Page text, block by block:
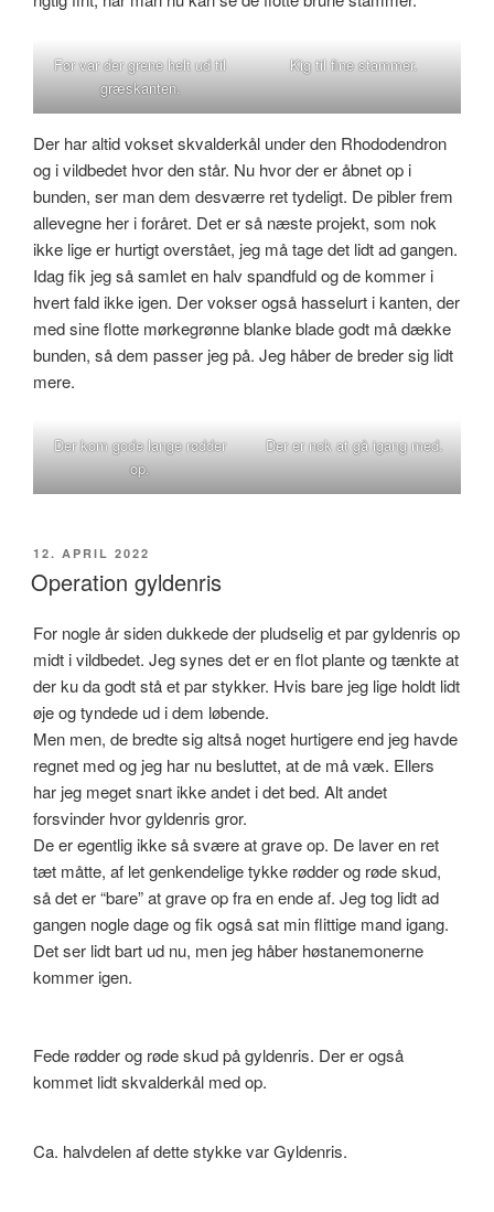
Før var der grene helt ud til
græskanten.
Kig til fine stammer.
Der har altid vokset skvalderkål under den Rhododendron
og i vildbedet hvor den står. Nu hvor der er åbnet op i
bunden, ser man dem desværre ret tydeligt. De pibler frem
allevegne her i foråret. Det er så næste projekt, som nok
ikke lige er hurtigt overstået, jeg må tage det lidt ad gangen.
Idag fik jeg så samlet en halv spandfuld og de kommer i
hvert fald ikke igen. Der vokser også hasselurt i kanten, der
med sine flotte mørkegrønne blanke blade godt må dække
bunden, så dem passer jeg på. Jeg håber de breder sig lidt
mere.
Der kom gode lange rødder
op.
Der er nok at gå igang med.
UDGIVET
DEN
12. APRIL 2022
Operation gyldenris
For nogle år siden dukkede der pludselig et par gyldenris op
midt i vildbedet. Jeg synes det er en flot plante og tænkte at
der ku da godt stå et par stykker. Hvis bare jeg lige holdt lidt
øje og tyndede ud i dem løbende.
Men men, de bredte sig altså noget hurtigere end jeg havde
regnet med og jeg har nu besluttet, at de må væk. Ellers
har jeg meget snart ikke andet i det bed. Alt andet
forsvinder hvor gyldenris gror.
De er egentlig ikke så svære at grave op. De laver en ret
tæt måtte, af let genkendelige tykke rødder og røde skud,
så det er “bare” at grave op fra en ende af. Jeg tog lidt ad
gangen nogle dage og fik også sat min flittige mand igang.
Det ser lidt bart ud nu, men jeg håber høstanemonerne
kommer igen.
Fede rødder og røde skud på gyldenris. Der er også
kommet lidt skvalderkål med op.
Ca. halvdelen af dette stykke var Gyldenris.